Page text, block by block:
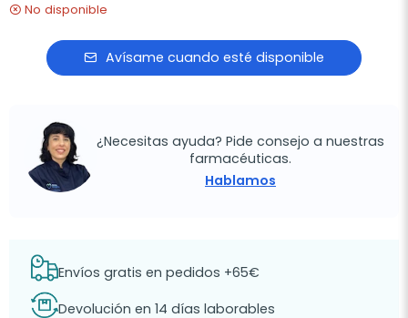
No disponible
Avísame cuando esté disponible
¿Necesitas ayuda? Pide consejo a nuestras
farmacéuticas.
Hablamos
Envíos gratis en pedidos +65€
Devolución en 14 días laborables